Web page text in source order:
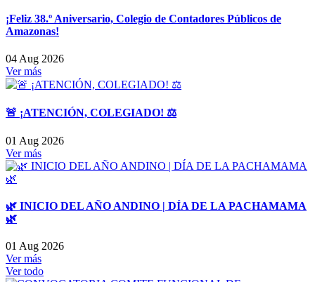
¡Feliz 38.º Aniversario, Colegio de Contadores Públicos de
Amazonas!
04 Aug 2026
Ver más
🚨 ¡ATENCIÓN, COLEGIADO! ⚖️
01 Aug 2026
Ver más
🌿 INICIO DEL AÑO ANDINO | DÍA DE LA PACHAMAMA
🌿
01 Aug 2026
Ver más
Ver todo